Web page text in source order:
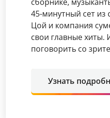
45-минутный сет из
Цой и компания
свои главные хиты.
поговорить со
Узнать